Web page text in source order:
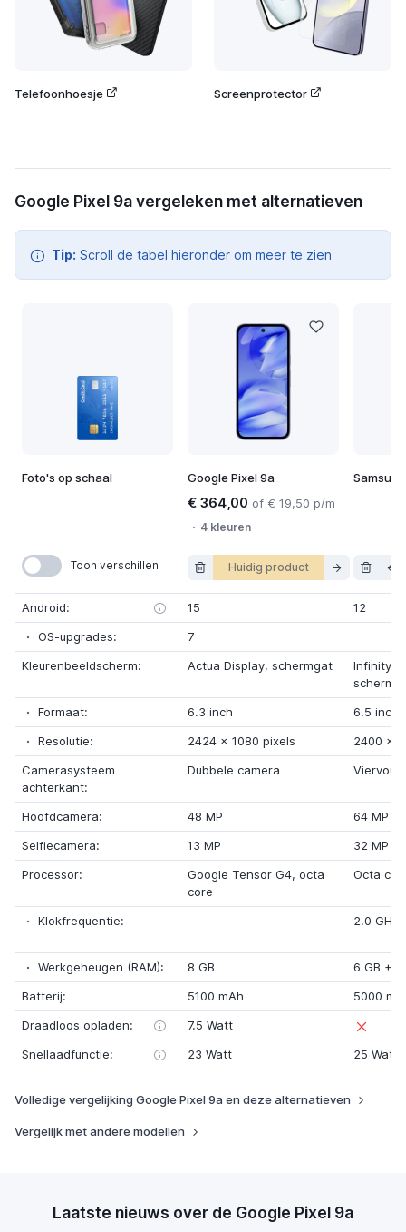
Telefoonhoesje Screenprotector
Google Pixel 9a vergeleken met alternatieven
Tip: Scroll de tabel hieronder om meer te zien
Foto's op schaal Google Pixel 9a
€ 364,00 of € 19,50 p/m
4 kleuren
Toon verschillen Huidig product
Android: 15
12
OS-upgrades:
7
Kleurenbeeldscherm:
Actua Display, schermgat
Infinity-
Formaat:
6.3 inch
6.5 inch
Resolutie:
2424 x 1080 pixels 2400 x
Camerasysteem
achterkant:
Dubbele camera
Hoofdcamera: 48 MP
64 MP
Selfiecamera:
13 MP
32 MP
Processor:
Google Tensor G4, octa
core
Octa
Klokfrequentie: 2.0 GHz
Werkgeheugen (RAM): 8 GB 6 GB + 8
Batterij:
5100 mAh
5000
Draadloos opladen:
7.5 Watt
Snellaadfunctie:
23 Watt 25 Watt
Volledige vergelijking Google Pixel 9a en deze alternatieven
Vergelijk met andere modellen
Laatste nieuws over de Google Pixel 9a